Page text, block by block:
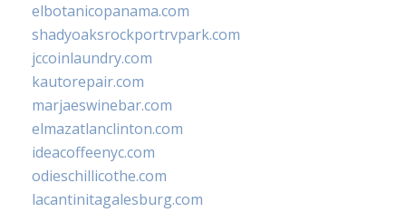
elbotanicopanama.com
shadyoaksrockportrvpark.com
jccoinlaundry.com
kautorepair.com
marjaeswinebar.com
elmazatlanclinton.com
ideacoffeenyc.com
odieschillicothe.com
lacantinitagalesburg.com